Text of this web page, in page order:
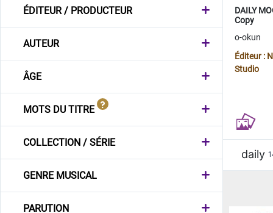
ÉDITEUR / PRODUCTEUR
AUTEUR
ÂGE
MOTS DU TITRE
COLLECTION / SÉRIE
GENRE MUSICAL
PARUTION
DAILY
Copy
o-okun
Éditeur :
Studio
daily